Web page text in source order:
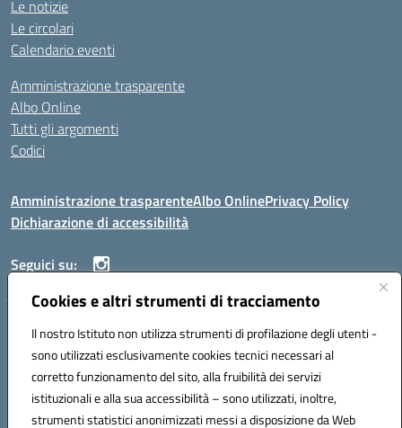
Cookies e altri strumenti di tracciamento
Il nostro Istituto non utilizza strumenti di profilazione degli utenti -
sono utilizzati esclusivamente cookies tecnici necessari al
corretto funzionamento del sito, alla fruibilità dei servizi
istituzionali e alla sua accessibilità – sono utilizzati, inoltre,
strumenti statistici anonimizzati messi a disposizione da Web
Le notizie
Le circolari
Calendario eventi
Amministrazione trasparente
Albo Online
Tutti gli argomenti
Codici
Amministrazione trasparenteAlbo OnlinePrivacy Policy
Dichiarazione di accessibilità
Seguici su:
ISTITUTO ISTRUZIONE SUPERIORE ANGELO ROTH
Codice fiscale: 80004310902 Codice meccanografico: SSIS019006
Telefono: 079951627
Mail: SSIS019006@istruzione.it PEC: SSIS019006@pec.istruzione.it